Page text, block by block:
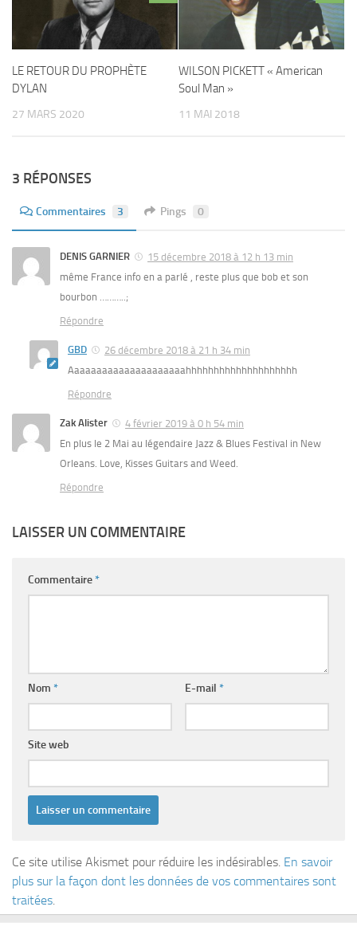
LE RETOUR DU PROPHÈTE
DYLAN
27 MARS 2020
WILSON PICKETT « American
Soul Man »
11 MAI 2018
3 RÉPONSES
Commentaires 3 Pings 0
DENIS GARNIER
15 décembre 2018 à 12 h 13 min
même France info en a parlé , reste plus que bob et son
bourbon ………..;
Répondre
GBD
26 décembre 2018 à 21 h 34 min
Aaaaaaaaaaaaaaaaaaaaahhhhhhhhhhhhhhhhhhhh
Répondre
Zak Alister
4 février 2019 à 0 h 54 min
En plus le 2 Mai au légendaire Jazz & Blues Festival in New
Orleans. Love, Kisses Guitars and Weed.
Répondre
LAISSER UN COMMENTAIRE
Commentaire*
Nom * E-mail *
Site web
Ce site utilise Akismet pour réduire les indésirables. En savoir
plus sur la façon dont les données de vos commentaires sont
traitées.